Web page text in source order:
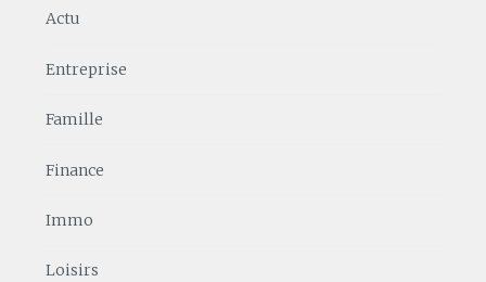
Actu
Entreprise
Famille
Finance
Immo
Loisirs